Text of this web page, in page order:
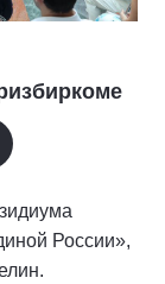
России»,